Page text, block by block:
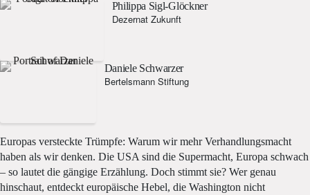
Investment Tracker
Philippa Sigl-Glöckner
Dezernat Zukunft
Daniele Schwarzer
Bertelsmann Stiftung
Europas versteckte Trümpfe: Warum wir mehr Verhandlungsmacht
haben als wir denken. Die USA sind die Supermacht, Europa schwach
– so lautet die gängige Erzählung. Doch stimmt sie? Wer genau
hinschaut, entdeckt europäische Hebel, die Washington nicht